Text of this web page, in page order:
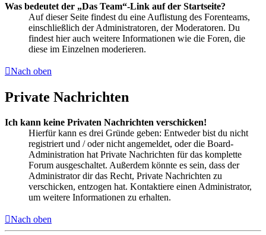
Was bedeutet der „Das Team“-Link auf der Startseite?
Auf dieser Seite findest du eine Auflistung des Forenteams,
einschließlich der Administratoren, der Moderatoren. Du
findest hier auch weitere Informationen wie die Foren, die
diese im Einzelnen moderieren.
Nach oben
Private Nachrichten
Ich kann keine Privaten Nachrichten verschicken!
Hierfür kann es drei Gründe geben: Entweder bist du nicht
registriert und / oder nicht angemeldet, oder die Board-
Administration hat Private Nachrichten für das komplette
Forum ausgeschaltet. Außerdem könnte es sein, dass der
Administrator dir das Recht, Private Nachrichten zu
verschicken, entzogen hat. Kontaktiere einen Administrator,
um weitere Informationen zu erhalten.
Nach oben